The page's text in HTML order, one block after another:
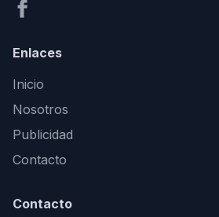
Enlaces
Inicio
Nosotros
Publicidad
Contacto
Contacto